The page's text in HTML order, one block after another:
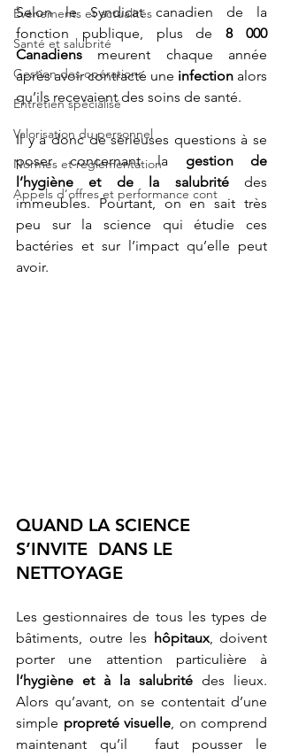
Événements et actualités
Santé et salubrité
Gestion des opérations
Entretien spécialisé
Valorisation du personnel
Normes et réglementation
Appels d’offres et performance cont
Selon le Syndicat canadien de la
fonction publique, plus de 8 000
Canadiens meurent chaque année
après avoir contracté une infection alors
qu’ils recevaient des soins de santé.
Il y a donc de sérieuses questions à se
poser concernant la gestion de
l’hygiène et de la salubrité des
immeubles. Pourtant, on en sait très
peu sur la science qui étudie ces
bactéries et sur l’impact qu’elle peut
avoir.
QUAND LA SCIENCE
S’INVITE  DANS LE
NETTOYAGE
Les gestionnaires de tous les types de
bâtiments, outre les hôpitaux, doivent
porter une attention particulière à
l’hygiène et à la salubrité des lieux.
Alors qu’avant, on se contentait d’une
simple propreté visuelle, on comprend
maintenant qu’il  faut pousser le